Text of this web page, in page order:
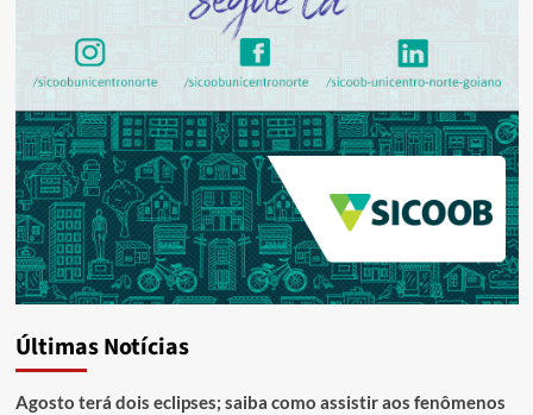
Últimas Notícias
Agosto terá dois eclipses; saiba como assistir aos fenômenos